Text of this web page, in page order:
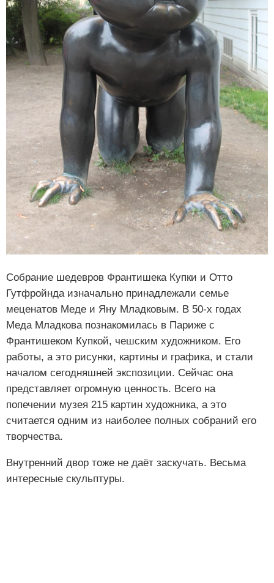
Собрание шедевров Франтишека Купки и Отто
Гутфройнда изначально принадлежали семье
меценатов Меде и Яну Младковым. В 50-х годах
Меда Младкова познакомилась в Париже с
Франтишеком Купкой, чешским художником. Его
работы, а это рисунки, картины и графика, и стали
началом сегодняшней экспозиции. Сейчас она
представляет огромную ценность. Всего на
попечении музея 215 картин художника, а это
считается одним из наиболее полных собраний его
творчества.
Внутренний двор тоже не даёт заскучать. Весьма
интересные скульптуры.